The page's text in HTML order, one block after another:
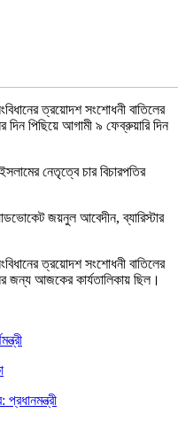
ত্রয়োদশ সংশোধনী বাতিলের
দিন পিছিয়ে আগামী ৯ ফেব্রুয়ারি দিন
নেতৃত্বে চার বিচারপতির
জয়নুল আবেদীন, ব্যারিস্টার
ত্রয়োদশ সংশোধনী বাতিলের
জন্য আজকের কার্যতালিকায় ছিল।